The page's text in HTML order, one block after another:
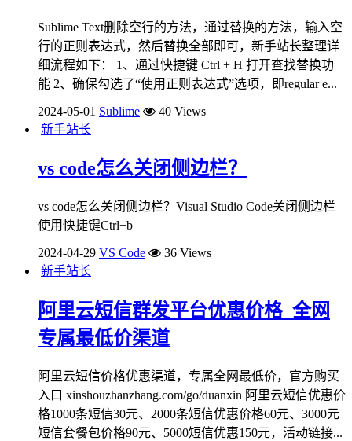
Sublime Text删除空行的方法，通过替换的方法，输入空
行的正则表达式，然后替换全部即可，新手站长整理详
细流程如下： 1、通过快捷键 Ctrl + H 打开查找替换功
能 2、确保勾选了“使用正则表达式”选项，即regular e...
2024-05-01 Sublime
40 Views
新手站长
vs code怎么关闭侧边栏？
vs code怎么关闭侧边栏？Visual Studio Code关闭侧边栏
使用快捷键Ctrl+b
2024-04-29 VS Code
36 Views
新手站长
阿里云短信群发平台优惠价格_全网
专属最低价渠道
阿里云短信价格优惠渠道，专属全网最低价，官方购买
入口 xinshouzhanzhang.com/go/duanxin 阿里云短信优惠价
格1000条短信30元、2000条短信优惠价格60元、3000元
短信套餐包价格90元、5000短信优惠150元，活动链接...